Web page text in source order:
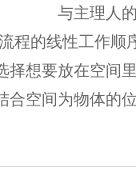
与主理人
程的线性工作顺
择想要放在空间
合空间为物体的